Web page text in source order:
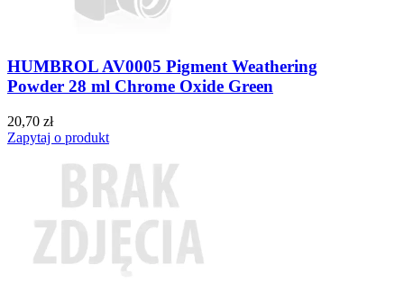
HUMBROL AV0005 Pigment Weathering
Powder 28 ml Chrome Oxide Green
20,70 zł
Zapytaj o produkt